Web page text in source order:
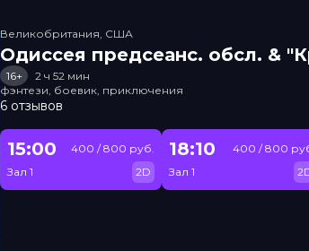
Великобритания, США
Одиссея прeдсeанc. обсл. &
16+
2 ч 52 мин
фэнтези, боевик, приключения
6 отзывов
15:00
Зал 1
400 / 800 руб.
2D
18:10
Зал 1
400 / 800